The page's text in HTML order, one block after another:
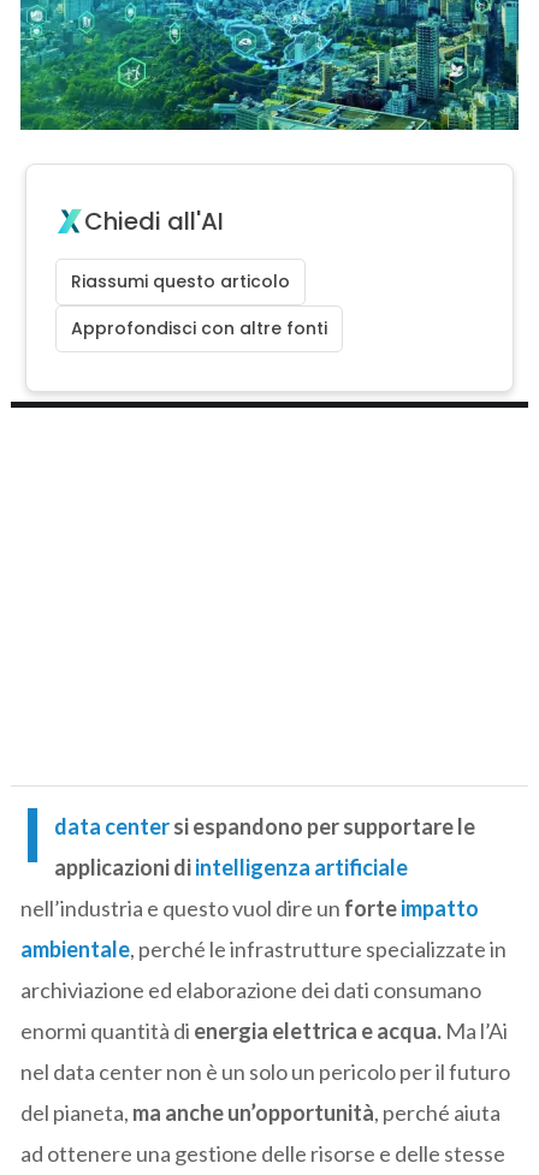
Chiedi all'AI
Riassumi questo articolo
Approfondisci con altre fonti
I data centersi espandono per supportare le
applicazioni diintelligenza artificiale
nell’industria e questo vuol dire un forteimpatto
ambientale, perché le infrastrutture specializzate in
archiviazione ed elaborazione dei dati consumano
enormi quantità di energia elettrica e acqua. Ma l’Ai
nel data center non è un solo un pericolo per il futuro
del pianeta, ma anche un’opportunità, perché aiuta
ad ottenere una gestione delle risorse e delle stesse